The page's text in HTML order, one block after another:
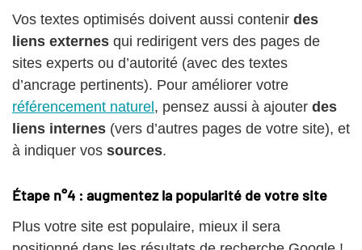
Vos textes optimisés doivent aussi contenir des
liens externes qui redirigent vers des pages de
sites experts ou d’autorité (avec des textes
d’ancrage pertinents). Pour améliorer votre
référencement naturel, pensez aussi à ajouter des
liens internes (vers d’autres pages de votre site), et
à indiquer vos sources.
Étape n°4 : augmentez la popularité de votre site
Plus votre site est populaire, mieux il sera